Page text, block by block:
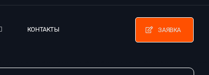
КОНТАКТЫ ЗАЯВКА